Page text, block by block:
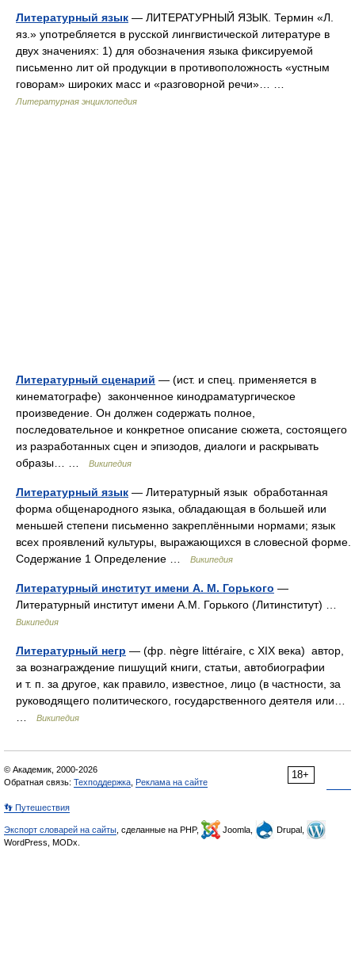
Литературный язык — ЛИТЕРАТУРНЫЙ ЯЗЫК. Термин «Л.
яз.» употребляется в русской лингвистической литературе в
двух значениях: 1) для обозначения языка фиксируемой
письменно лит ой продукции в противоположность «устным
говорам» широких масс и «разговорной речи»… …
Литературная энциклопедия
Литературный сценарий — (ист. и спец. применяется в
кинематографе) законченное кинодраматургическое
произведение. Он должен содержать полное,
последовательное и конкретное описание сюжета, состоящего
из разработанных сцен и эпизодов, диалоги и раскрывать
образы… …
Википедия
Литературный язык — Литературный язык обработанная
форма общенародного языка, обладающая в большей или
меньшей степени письменно закреплёнными нормами; язык
всех проявлений культуры, выражающихся в словесной форме.
Содержание 1 Определение …
Википедия
Литературный институт имени А. М. Горького —
Литературный институт имени А.М. Горького (Литинститут) …
Википедия
Литературный негр — (фр. nègre littéraire, с XIX века) автор,
за вознаграждение пишущий книги, статьи, автобиографии
и т. п. за другое, как правило, известное, лицо (в частности, за
руководящего политического, государственного деятеля или…
Википедия
18+
© Академик, 2000-2026
Обратная связь: Техподдержка Реклама на сайте
👣 Путешествия
Экспорт словарей на сайты , сделанные на PHP, Joomla,
Drupal,
WordPress, MODx.